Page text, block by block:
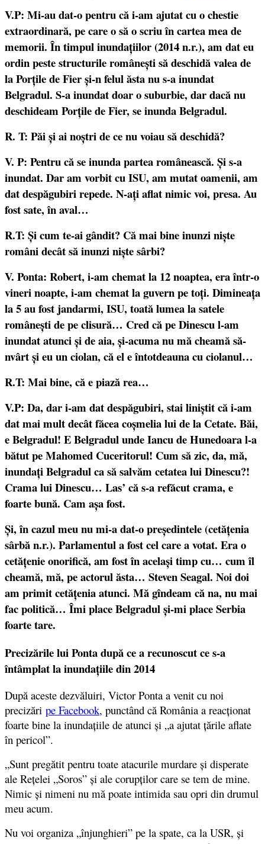
V.P: Mi-au dat-o pentru că i-am ajutat cu o chestie
extraordinară, pe care o să o scriu în cartea mea de
memorii. În timpul inundațiilor (2014 n.r.), am dat eu
ordin peste structurile românești să deschidă valea de
la Porțile de Fier și-n felul ăsta nu s-a inundat
Belgradul. S-a inundat doar o suburbie, dar dacă nu
deschideam Porțile de Fier, se inunda Belgradul.
R. T: Păi și ai noștri de ce nu voiau să deschidă?
V. P: Pentru că se inunda partea românească. Și s-a
inundat. Dar am vorbit cu ISU, am mutat oamenii, am
dat despăgubiri repede. N-ați aflat nimic voi, presa. Au
fost sate, în aval…
R.T: Și cum te-ai gândit? Că mai bine inunzi niște
români decât să inunzi niște sârbi?
V. Ponta: Robert, i-am chemat la 12 noaptea, era într-o
vineri noapte, i-am chemat la guvern pe toți. Dimineața
la 5 au fost jandarmi, ISU, toată lumea la satele
românești de pe clisură… Cred că pe Dinescu l-am
inundat atunci și de aia, și-acuma nu mă cheamă să-
nvârt și eu un ciolan, că el e întotdeauna cu ciolanul…
R.T: Mai bine, că e piază rea…
V.P: Da, dar i-am dat despăgubiri, stai liniștit că i-am
dat mai mult decât făcea coșmelia lui de la Cetate. Băi,
e Belgradul! E Belgradul unde Iancu de Hunedoara l-a
bătut pe Mahomed Cuceritorul! Cum să zic, da, mă,
inundați Belgradul ca să salvăm cetatea lui Dinescu?!
Crama lui Dinescu… Las’ că s-a refăcut crama, e
foarte bună. Cam așa fost.
Și, în cazul meu nu mi-a dat-o președintele (cetățenia
sârbă n.r.). Parlamentul a fost cel care a votat. Era o
cetățenie onorifică, am fost în același timp cu… cum îl
cheamă, mă, pe actorul ăsta… Steven Seagal. Noi doi
am primit cetățenia atunci. Mă gîndeam că na, nu mai
fac politică… Îmi place Belgradul și-mi place Serbia
foarte tare.
Precizările lui Ponta după ce a recunoscut ce s-a
întâmplat la inundațiile din 2014
După aceste dezvăluiri, Victor Ponta a venit cu noi
precizări pe Facebook, punctând că România a reacționat
foarte bine la inundațiile de atunci și „a ajutat țările aflate
în pericol”.
„Sunt pregătit pentru toate atacurile murdare și disperate
ale Rețelei „Soros” și ale corupților care se tem de mine.
Nimic și nimeni nu mă poate intimida sau opri din drumul
meu acum.
Nu voi organiza „înjunghieri” pe la spate, ca la USR, și